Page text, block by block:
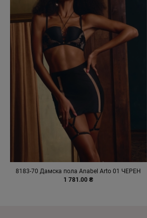
8183-70 Дамска пола Anabel Arto 01 ЧЕРЕН
1 781.00 ₴